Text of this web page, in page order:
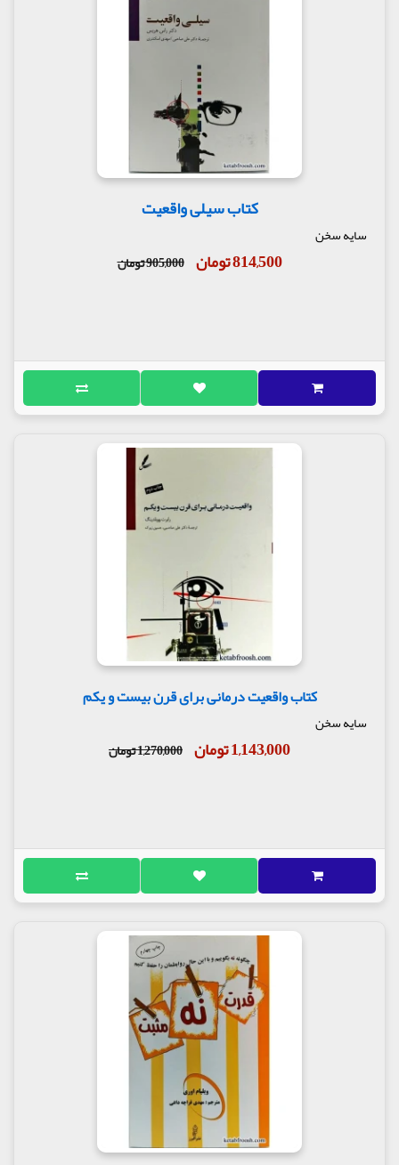
کتاب سیلی واقعیت
سایه سخن
814,500 تومان 905,000 تومان
کتاب واقعیت درمانی برای قرن بیست و یکم
سایه سخن
1,143,000 تومان 1,270,000 تومان